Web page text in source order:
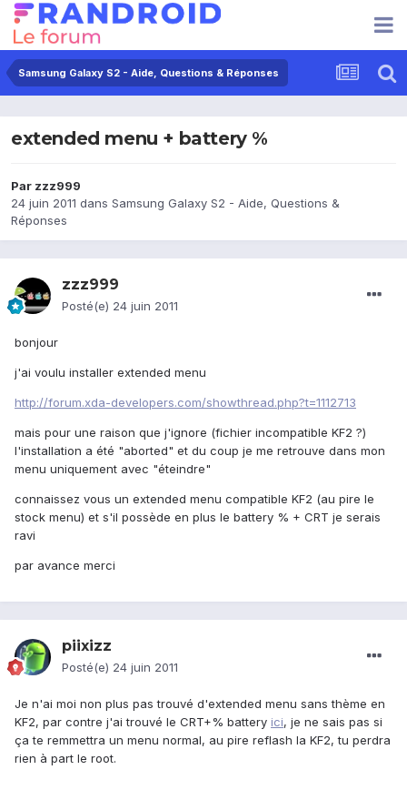
Samsung Galaxy S2 - Aide, Questions & Réponses
extended menu + battery %
Par zzz999
24 juin 2011 dans Samsung Galaxy S2 - Aide, Questions &
Réponses
zzz999
Posté(e) 24 juin 2011
bonjour
j'ai voulu installer extended menu
http://forum.xda-developers.com/showthread.php?t=1112713
mais pour une raison que j'ignore (fichier incompatible KF2 ?)
l'installation a été "aborted" et du coup je me retrouve dans mon
menu uniquement avec "éteindre"
connaissez vous un extended menu compatible KF2 (au pire le
stock menu) et s'il possède en plus le battery % + CRT je serais
ravi
par avance merci
piixizz
Posté(e) 24 juin 2011
Je n'ai moi non plus pas trouvé d'extended menu sans thème en
KF2, par contre j'ai trouvé le CRT+% battery ici, je ne sais pas si
ça te remmettra un menu normal, au pire reflash la KF2, tu perdra
rien à part le root.